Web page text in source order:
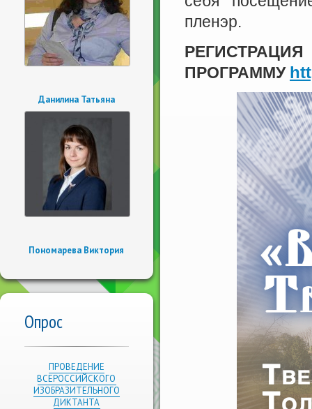
Данилина Татьяна
Пономарева Виктория
Опрос
ПРОВЕДЕНИЕ
ВСЕРОССИЙСКОГО
ИЗОБРАЗИТЕЛЬНОГО
ДИКТАНТА
пленэр.
ПРОГРАММУ